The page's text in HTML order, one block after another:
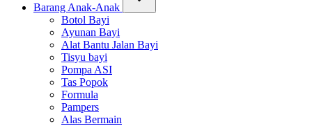
Barang Anak-Anak
Botol Bayi
Ayunan Bayi
Alat Bantu Jalan Bayi
Tisyu bayi
Pompa ASI
Tas Popok
Formula
Pampers
Alas Bermain